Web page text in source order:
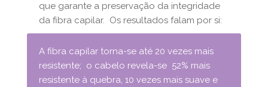
que garante a preservação da integridade
da fibra capilar. Os resultados falam por si:
A fibra capilar torna-se até 20 vezes mais
resistente; o cabelo revela-se 52% mais
resistente à quebra, 10 vezes mais suave e